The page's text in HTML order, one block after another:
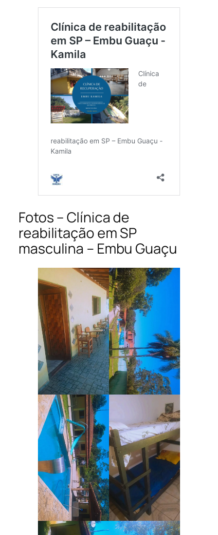
Fotos – Clínica de
reabilitação em SP
masculina – Embu Guaçu